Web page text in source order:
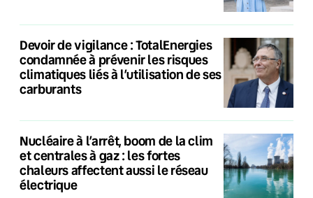
Devoir de vigilance : TotalEnergies
condamnée à prévenir les risques
climatiques liés à l’utilisation de ses
carburants
Nucléaire à l’arrêt, boom de la clim
et centrales à gaz : les fortes
chaleurs affectent aussi le réseau
électrique